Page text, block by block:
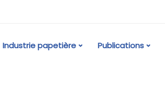
Industrie papetière Publications